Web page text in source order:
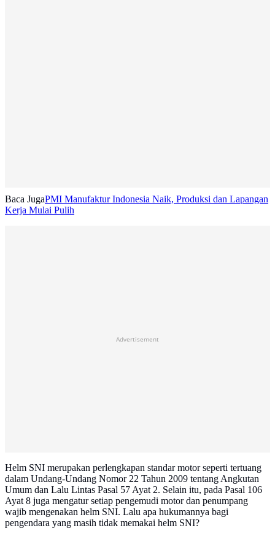
Baca JugaPMI Manufaktur Indonesia Naik, Produksi dan Lapangan
Kerja Mulai Pulih
Advertisement
Helm SNI merupakan perlengkapan standar motor seperti tertuang
dalam Undang-Undang Nomor 22 Tahun 2009 tentang Angkutan
Umum dan Lalu Lintas Pasal 57 Ayat 2. Selain itu, pada Pasal 106
Ayat 8 juga mengatur setiap pengemudi motor dan penumpang
wajib mengenakan helm SNI. Lalu apa hukumannya bagi
pengendara yang masih tidak memakai helm SNI?